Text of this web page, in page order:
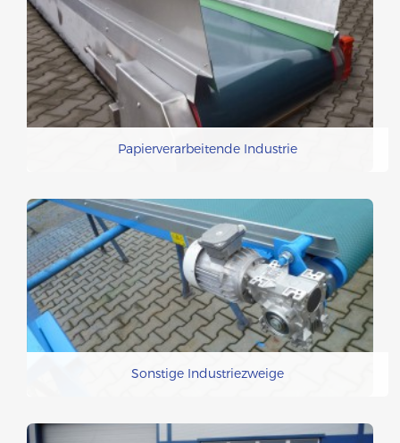
Papierverarbeitende Industrie
Sonstige Industriezweige